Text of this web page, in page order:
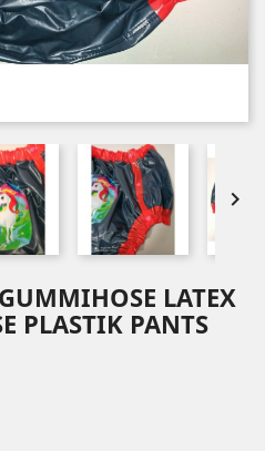

LATEX
PLASTIK PANTS